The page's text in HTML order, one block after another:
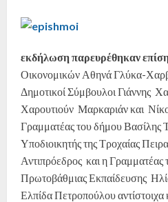
εκδήλωση παρευρέθηκαν
Οικονομικών Αθηνά Γλύκα-
Δημοτικοί Σύμβουλοι Γιάννης
Χαρουτιούν Μαρκαριάν και
Γραμματέας του δήμου Βασίλης
Υποδιοικητής της Τροχαίας
Αντιπρόεδρος και η Γραμματέας
Πρωτοβάθμιας Εκπαίδευσης
Ελπίδα Πετροπούλου αντίστοιχα